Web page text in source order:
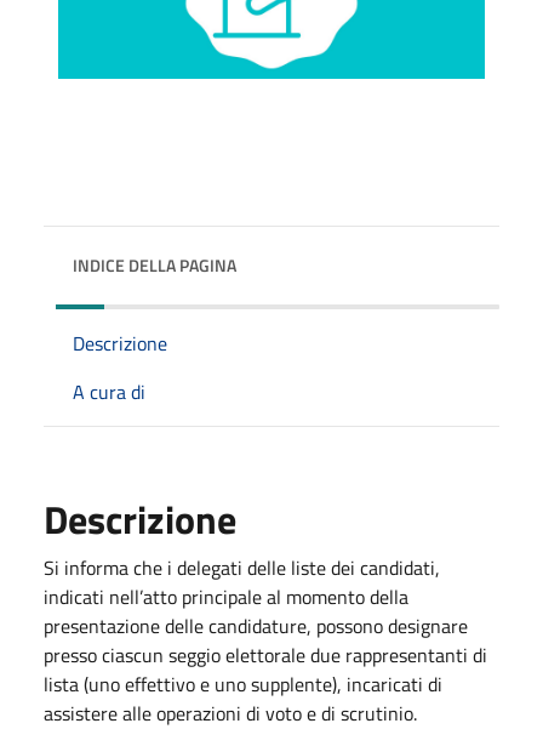
INDICE DELLA PAGINA
Descrizione
A cura di
Descrizione
Si informa che i delegati delle liste dei candidati,
indicati nell’atto principale al momento della
presentazione delle candidature, possono designare
presso ciascun seggio elettorale due rappresentanti di
lista (uno effettivo e uno supplente), incaricati di
assistere alle operazioni di voto e di scrutinio.